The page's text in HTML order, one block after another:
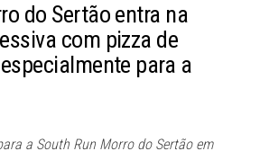
do Sertão entra na
com pizza de
para a
a South Run Morro do Sertão em